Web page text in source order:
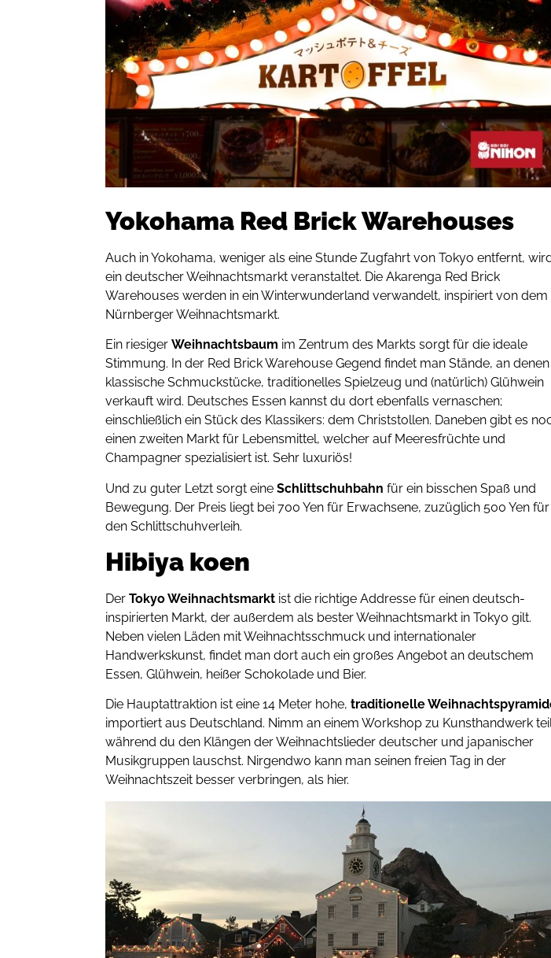
Yokohama Red Brick Warehouses
Auch in Yokohama, weniger als eine Stunde Zugfahrt von Tokyo entfernt,
ein deutscher Weihnachtsmarkt veranstaltet. Die Akarenga Red Brick
Warehouses werden in ein Winterwunderland verwandelt, inspiriert von dem
Nürnberger Weihnachtsmarkt.
Ein riesigerWeihnachtsbaum im Zentrum des Markts sorgt für die ideale
Stimmung. In der Red Brick Warehouse Gegend findet man Stände, an denen
klassische Schmuckstücke, traditionelles Spielzeug und (natürlich) Glühwein
verkauft wird. Deutsches Essen kannst du dort ebenfalls vernaschen;
einschließlich ein Stück des Klassikers: dem Christstollen. Daneben gibt es
einen zweiten Markt für Lebensmittel, welcher auf Meeresfrüchte und
Champagner spezialisiert ist. Sehr luxuriös!
Und zu guter Letzt sorgt eineSchlittschuhbahn für ein bisschen Spaß und
Bewegung. Der Preis liegt bei 700 Yen für Erwachsene, zuzüglich 500 Yen für
den Schlittschuhverleih.
Hibiya koen
DerTokyo Weihnachtsmarkt ist die richtige Addresse für einen deutsch-
inspirierten Markt, der außerdem als bester Weihnachtsmarkt in Tokyo gilt.
Neben vielen Läden mit Weihnachtsschmuck und internationaler
Handwerkskunst, findet man dort auch ein großes Angebot an deutschem
Essen, Glühwein, heißer Schokolade und Bier.
Die Hauptattraktion ist eine 14 Meter hohe,traditionelle
importiert aus Deutschland. Nimm an einem Workshop zu Kunsthandwerk
während du den Klängen der Weihnachtslieder deutscher und japanischer
Musikgruppen lauschst. Nirgendwo kann man seinen freien Tag in der
Weihnachtszeit besser verbringen, als hier.